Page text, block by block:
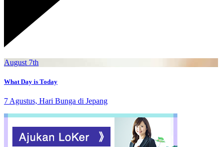
August 7th
What Day is Today
7 Agustus, Hari Bunga di Jepang